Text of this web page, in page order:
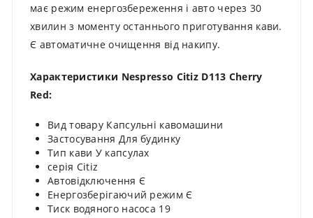
має режим енергозбереження і авто через 30
хвилин з моменту останнього приготування кави.
Є автоматичне очищення від накипу.
Характеристики Nespresso Citiz D113 Cherry
Red:
Вид товару Капсульні кавомашини
Застосування Для будинку
Тип кави У капсулах
серія Citiz
Автовідключення Є
Енергозберігаючий режим Є
Тиск водяного насоса 19